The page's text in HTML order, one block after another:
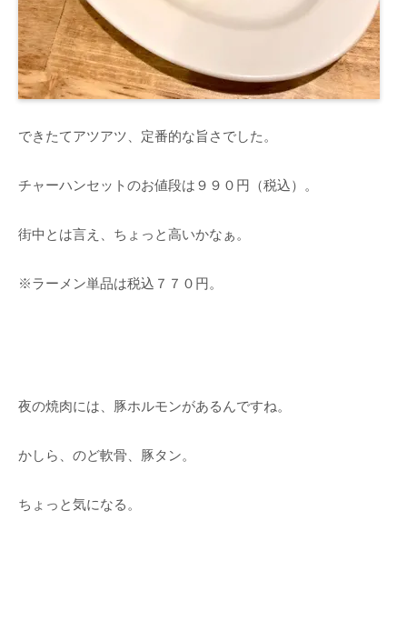
できたてアツアツ、定番的な旨さでした。
チャーハンセットのお値段は９９０円（税込）。
街中とは言え、ちょっと高いかなぁ。
※ラーメン単品は税込７７０円。
夜の焼肉には、豚ホルモンがあるんですね。
かしら、のど軟骨、豚タン。
ちょっと気になる。